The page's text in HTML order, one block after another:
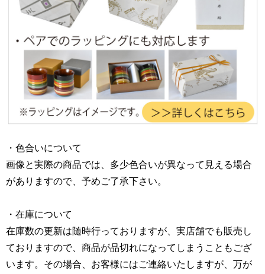
・色合いについて
画像と実際の商品では、多少色合いが異なって見える場合
がありますので、予めご了承下さい。
・在庫について
在庫数の更新は随時行っておりますが、実店舗でも販売し
ておりますので、商品が品切れになってしまうこともござ
います。その場合、お客様にはご連絡いたしますが、万が